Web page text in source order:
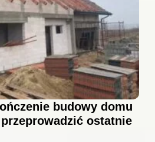
budowy domu
ostatnie